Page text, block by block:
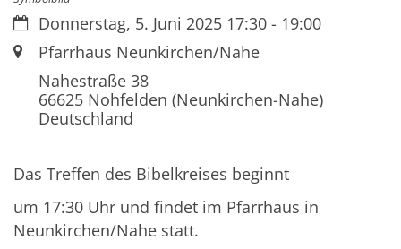
Datum:Donnerstag, 5. Juni 2025 17:30 - 19:00
Ort:Pfarrhaus Neunkirchen/Nahe
Nahestraße 38
66625Nohfelden (Neunkirchen-Nahe)
Deutschland
Das Treffen des Bibelkreises beginnt
um 17:30 Uhr und findet im Pfarrhaus in
Neunkirchen/Nahe statt.